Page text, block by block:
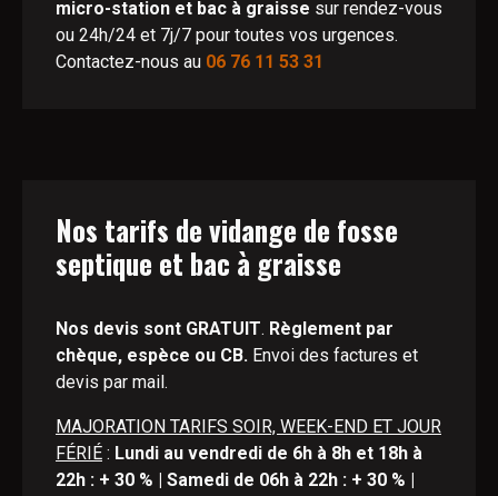
micro-station et bac à graisse sur rendez-vous
ou 24h/24 et 7j/7 pour toutes vos urgences.
Contactez-nous au 06 76 11 53 31
Nos tarifs de vidange de fosse
septique et bac à graisse
Nos devis sont GRATUIT. Règlement par
chèque, espèce ou CB. Envoi des factures et
devis par mail.
MAJORATION TARIFS SOIR, WEEK-END ET JOUR
FÉRIÉ : Lundi au vendredi de 6h à 8h et 18h à
22h : + 30 % | Samedi de 06h à 22h : + 30 % |